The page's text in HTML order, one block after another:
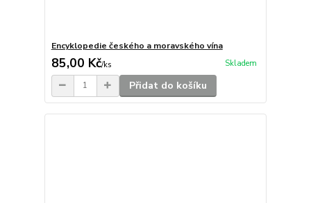
Encyklopedie českého a moravského vína
85,00 Kč/ks Skladem
Přidat do košíku